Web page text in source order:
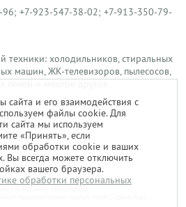
+7-923-547-38-02; +7-913-350-79-
техники: холодильников, стиральных
машин, ЖК-телевизоров, пылесосов,
печей и многое другое
1
группы «Текарт».
ссылка обязательна.
пользователями, портал «Мой Сервис-Гид»
сайта и его взаимодействия с
файлы cookie. Для
сайта мы используем
«Принять», если
обработки cookie и ваших
Вы всегда можете отключить
вашего браузера.
обработки персональных